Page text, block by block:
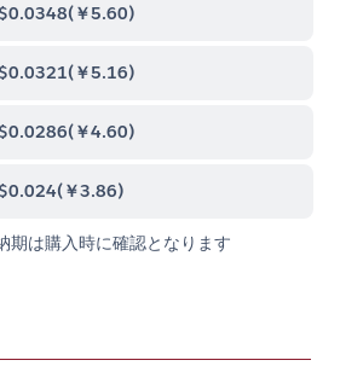
$0.0348(￥5.60)
$0.0321(￥5.16)
$0.0286(￥4.60)
$0.024(￥3.86)
期は購入時に確認となります